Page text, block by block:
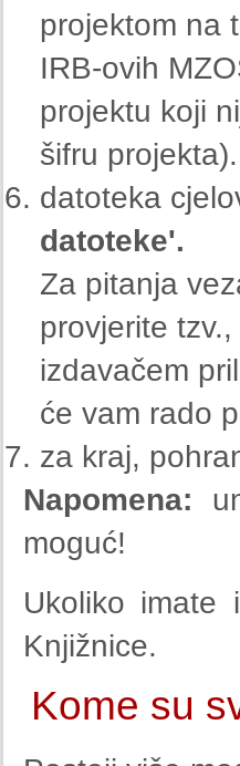
projektom na
IRB-ovih
projektu koji
šifru projekta).
datoteka
datoteke'.
Za pitanja
provjerite tzv.,
izdavačem
će vam rado
za kraj,
Napomena:
moguć!
Ukoliko imate
Knjižnice.
Kome su